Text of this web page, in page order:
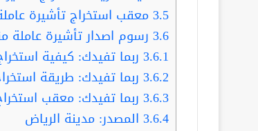
3.5معقب استخراج تأشيرة
3.6 رسوم اصدار تأشيرة عاملة
3.6.1 ربما تفيدك: كيفية
3.6.2 ربما تفيدك: طريقة
3.6.3 ربما تفيدك: معقب
3.6.4 المصدر: مدينة الرياض